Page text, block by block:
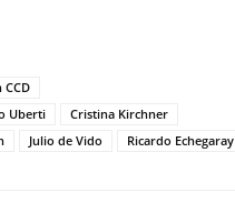
CCD
Uberti
Cristina Kirchner
Julio de Vido Ricardo Echegaray